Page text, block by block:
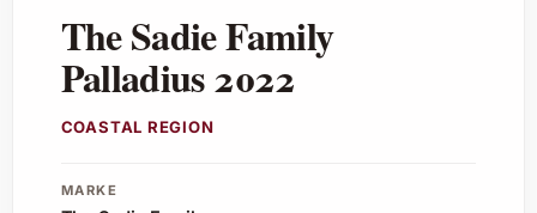
The Sadie Family
Palladius 2022
COASTAL REGION
MARKE